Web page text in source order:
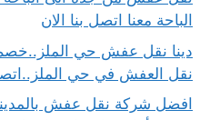
الباحة معنا اتصل بنا الان
نقل العفش في حي